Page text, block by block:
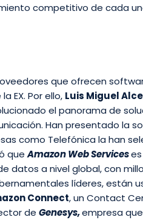
competitivo de cada
que ofrecen
EX. Por ello, Luis Miguel
el panorama de
Han presentado la
como Telefónica la han
que Amazon Web Services
datos a nivel global, con
líderes, están
Connect, un Contact
de Genesys,empresa